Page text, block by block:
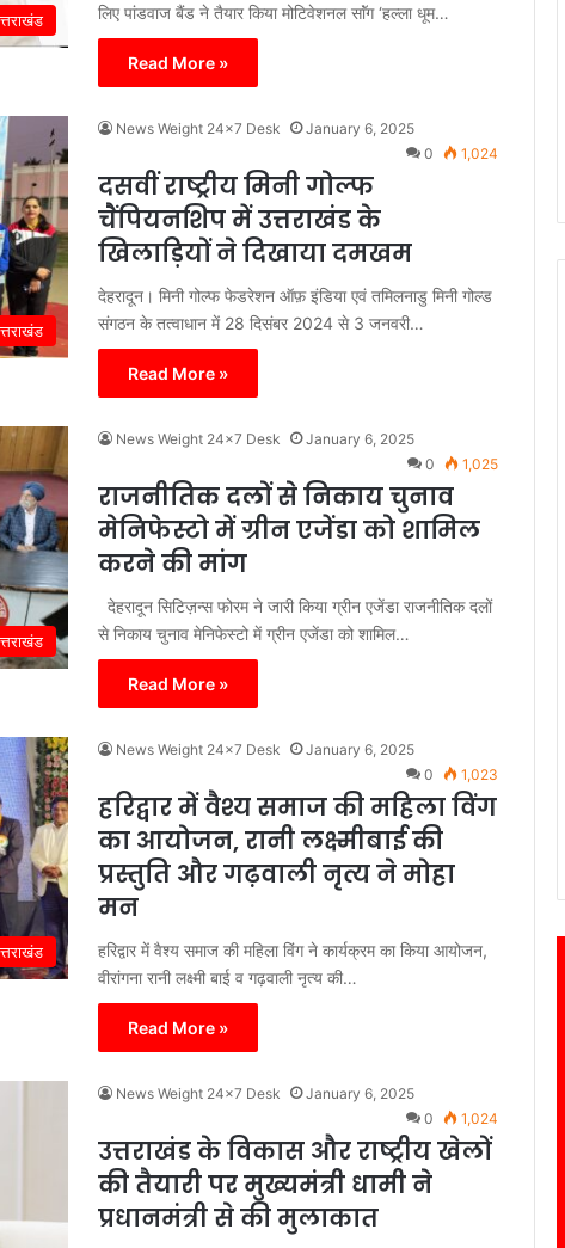
लिए पांडवाज बैंड ने तैयार किया मोटिवेशनल साॅंग ‘हल्ला धूम…
Read More »
News Weight 24x7 Desk
January 6, 2025
0
1,024
दसवीं राष्ट्रीय मिनी गोल्फ
चैंपियनशिप में उत्तराखंड के
खिलाड़ियों ने दिखाया दमखम
देहरादून। मिनी गोल्फ फेडरेशन ऑफ़ इंडिया एवं तमिलनाडु मिनी गोल्ड
संगठन के तत्वाधान में 28 दिसंबर 2024 से 3 जनवरी…
Read More »
News Weight 24x7 Desk
January 6, 2025
0
1,025
राजनीतिक दलों से निकाय चुनाव
मेनिफेस्टो में ग्रीन एजेंडा को शामिल
करने की मांग
देहरादून सिटिज़न्स फोरम ने जारी किया ग्रीन एजेंडा राजनीतिक दलों
से निकाय चुनाव मेनिफेस्टो में ग्रीन एजेंडा को शामिल…
Read More »
News Weight 24x7 Desk
January 6, 2025
0
1,023
हरिद्वार में वैश्य समाज की महिला विंग
का आयोजन, रानी लक्ष्मीबाई की
प्रस्तुति और गढ़वाली नृत्य ने मोहा
मन
हरिद्वार में वैश्य समाज की महिला विंग ने कार्यक्रम का किया आयोजन,
वीरांगना रानी लक्ष्मी बाई व गढ़वाली नृत्य की…
Read More »
News Weight 24x7 Desk
January 6, 2025
0
1,024
उत्तराखंड के विकास और राष्ट्रीय खेलों
की तैयारी पर मुख्यमंत्री धामी ने
प्रधानमंत्री से की मुलाकात